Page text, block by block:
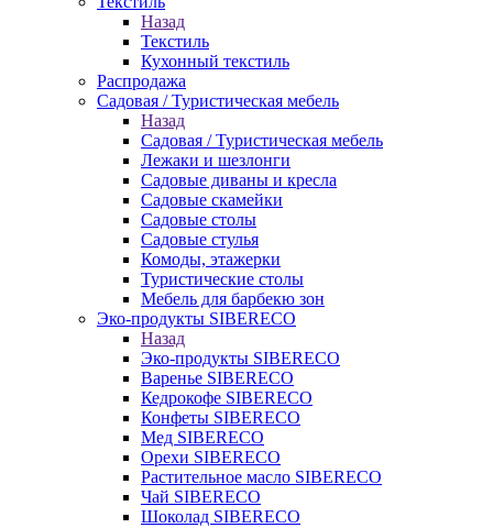
Назад
Текстиль
Кухонный текстиль
Распродажа
Садовая / Туристическая мебель
Назад
Садовая / Туристическая мебель
Лежаки и шезлонги
Садовые диваны и кресла
Садовые скамейки
Садовые столы
Садовые стулья
Комоды, этажерки
Туристические столы
Мебель для барбекю зон
Эко-продукты SIBERECO
Назад
Эко-продукты SIBERECO
Варенье SIBERECO
Кедрокофе SIBERECO
Конфеты SIBERECO
Мед SIBERECO
Орехи SIBERECO
Растительное масло SIBERECO
Чай SIBERECO
Шоколад SIBERECO